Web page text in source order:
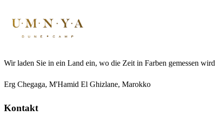
Wir laden Sie in ein Land ein, wo die Zeit in Farben gemessen wird
Erg Chegaga, M'Hamid El Ghizlane, Marokko
Kontakt